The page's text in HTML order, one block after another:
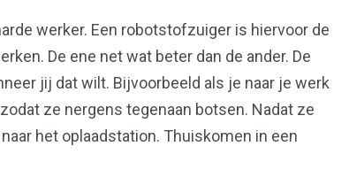
werker. Een robotstofzuiger is hiervoor de
De ene net wat beter dan de ander. De
jij dat wilt. Bijvoorbeeld als je naar je werk
ze nergens tegenaan botsen. Nadat ze
het oplaadstation. Thuiskomen in een